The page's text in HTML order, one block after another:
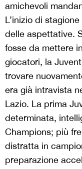
amichevoli
L’inizio di
delle aspettative.
fosse da mettere
giocatori, la
trovare
era già intravista
Lazio. La prima
determinata,
Champions; più
distratta in
preparazione